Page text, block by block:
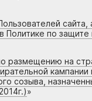
Политике по
размещению на
созыва,
»